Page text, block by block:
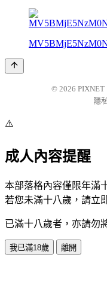
© 2026 PIXNET
隱
⚠️
成人內容提醒
本部落格內容僅限年滿
若您未滿十八歲，請立
已滿十八歲者，亦請勿
我已滿18歲 離開